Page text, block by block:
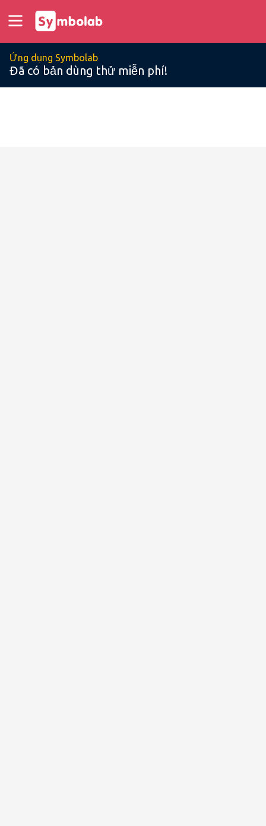
Ứng dụng Symbolab
Đã có bản dùng thử miễn phí!